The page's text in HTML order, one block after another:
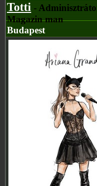
Totti-
Magazin man
Budapest